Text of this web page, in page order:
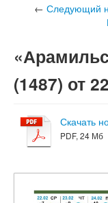
← Следующий
(1487) от
Скачать
PDF, 24 Мб